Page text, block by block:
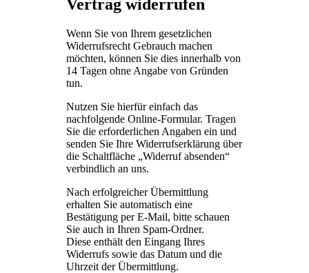
Vertrag widerrufen
Wenn Sie von Ihrem gesetzlichen
Widerrufsrecht Gebrauch machen
möchten, können Sie dies innerhalb von
14 Tagen ohne Angabe von Gründen
tun.
Nutzen Sie hierfür einfach das
nachfolgende Online-Formular. Tragen
Sie die erforderlichen Angaben ein und
senden Sie Ihre Widerrufserklärung über
die Schaltfläche „Widerruf absenden“
verbindlich an uns.
Nach erfolgreicher Übermittlung
erhalten Sie automatisch eine
Bestätigung per E-Mail, bitte schauen
Sie auch in Ihren Spam-Ordner.
Diese enthält den Eingang Ihres
Widerrufs sowie das Datum und die
Uhrzeit der Übermittlung.